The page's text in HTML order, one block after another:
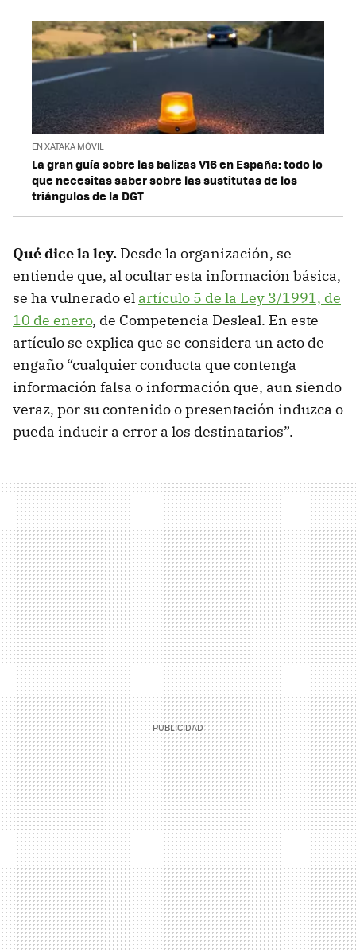
EN XATAKA MÓVIL
La gran guía sobre las balizas V16 en España: todo lo
que necesitas saber sobre las sustitutas de los
triángulos de la DGT
Qué dice la ley. Desde la organización, se
entiende que, al ocultar esta información básica,
se ha vulnerado el artículo 5 de la Ley 3/1991, de
10 de enero, de Competencia Desleal. En este
artículo se explica que se considera un acto de
engaño “cualquier conducta que contenga
información falsa o información que, aun siendo
veraz, por su contenido o presentación induzca o
pueda inducir a error a los destinatarios”.